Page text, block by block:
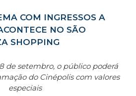
COM INGRESSOS A
NO SÃO
SHOPPING
de setembro, o público poderá
do Cinépolis com valores
especiais